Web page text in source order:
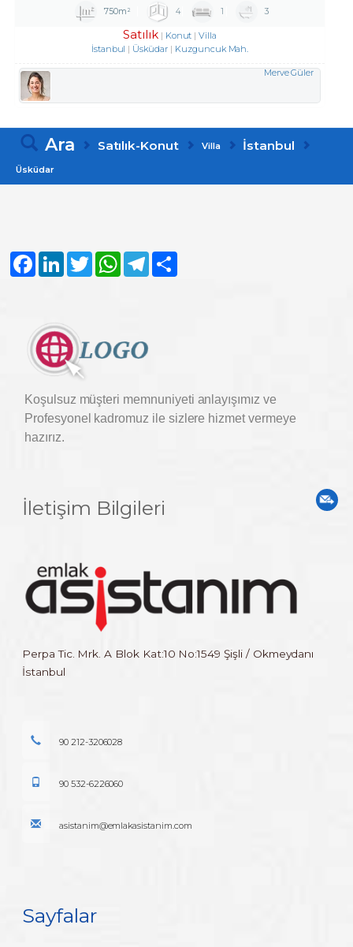
750m² 4 1 3
Satılık Konut
Villa
İstanbul
Üsküdar Kuzguncuk Mah.
Merve Güler
Ara Satılık-Konut Villa İstanbul
Üsküdar
Koşulsuz müşteri memnuniyeti anlayışımız ve
Profesyonel kadromuz ile sizlere hizmet vermeye
hazırız.
İletişim Bilgileri
Perpa Tic. Mrk. A Blok Kat:10 No:1549 Şişli / Okmeydanı
İstanbul
90 212-3206028
90 532-6226060
asistanim@emlakasistanim.com
Sayfalar
FacebookLinkedInTwitter WhatsAppTelegram